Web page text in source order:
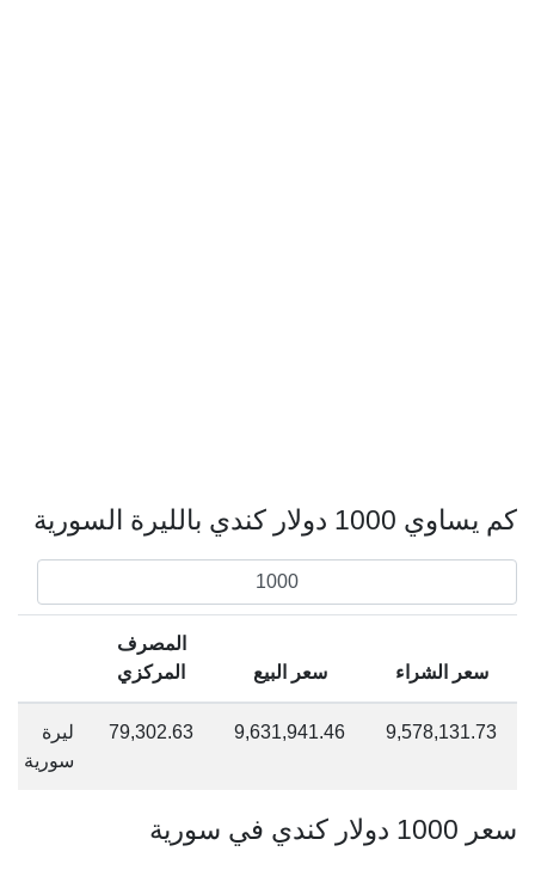
كم يساوي 1000 دولار كندي بالليرة السورية
سعر الشراء سعر البيع
المصرف
المركزي
9,578,131.73
9,631,941.46
79,302.63
ليرة
سورية
سعر 1000 دولار كندي في سورية